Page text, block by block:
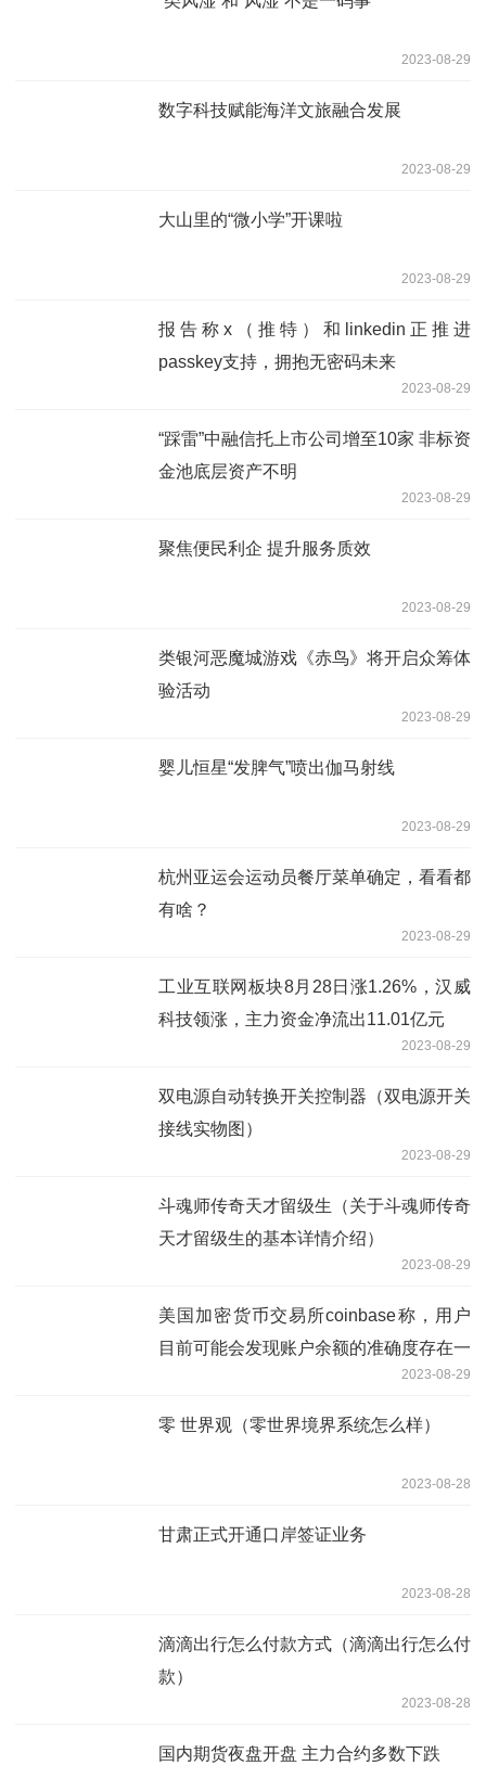
2023-08-29
数字科技赋能海洋文旅融合发展
2023-08-29
大山里的“微小学”开课啦
2023-08-29
报告称x（推特）和linkedin正推进
passkey支持，拥抱无密码未来
2023-08-29
“踩雷”中融信托上市公司增至10家 非标资
金池底层资产不明
2023-08-29
聚焦便民利企 提升服务质效
2023-08-29
类银河恶魔城游戏《赤鸟》将开启众筹体
验活动
2023-08-29
婴儿恒星“发脾气”喷出伽马射线
2023-08-29
杭州亚运会运动员餐厅菜单确定，看看都
有啥？
2023-08-29
工业互联网板块8月28日涨1.26%，汉威
科技领涨，主力资金净流出11.01亿元
2023-08-29
双电源自动转换开关控制器（双电源开关
接线实物图）
2023-08-29
斗魂师传奇天才留级生（关于斗魂师传奇
天才留级生的基本详情介绍）
2023-08-29
美国加密货币交易所coinbase称，用户
目前可能会发现账户余额的准确度存在一
2023-08-29
零 世界观（零世界境界系统怎么样）
2023-08-28
甘肃正式开通口岸签证业务
2023-08-28
滴滴出行怎么付款方式（滴滴出行怎么付
款）
2023-08-28
国内期货夜盘开盘 主力合约多数下跌